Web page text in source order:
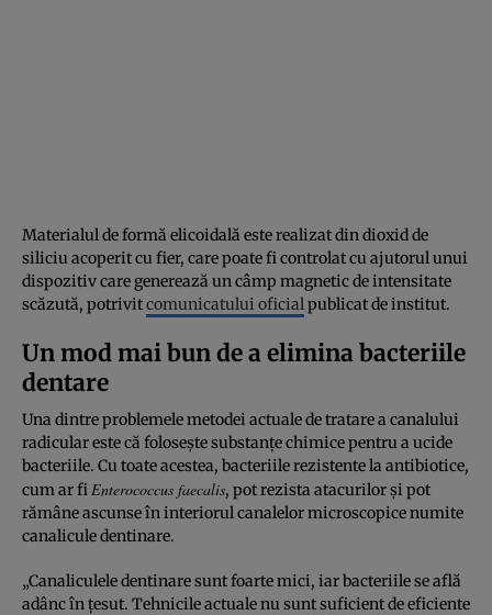
Materialul de formă elicoidală este realizat din dioxid de
siliciu acoperit cu fier, care poate fi controlat cu ajutorul unui
dispozitiv care generează un câmp magnetic de intensitate
scăzută, potrivitcomunicatului oficialpublicat de institut.
Un mod mai bun de a elimina bacteriile
dentare
Una dintre problemele metodei actuale de tratare a canalului
radicular este că folosește substanțe chimice pentru a ucide
bacteriile. Cu toate acestea, bacteriile rezistente la antibiotice,
cum ar fi Enterococcus faecalis, pot rezista atacurilor și pot
rămâne ascunse în interiorul canalelor microscopice numite
canalicule dentinare.
„Canaliculele dentinare sunt foarte mici, iar bacteriile se află
adânc în țesut. Tehnicile actuale nu sunt suficient de eficiente